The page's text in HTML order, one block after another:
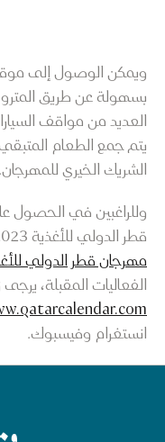
العديد من مواقف
يتم جمع الطعام
الشريك الخيري للمهرجان.
وللراغبين في الحصول
قطر الدولي للأغذية 2023، يرجى زيارة الرابط التالي على موقع
مهرجان قطر الدولي
الفعاليات المقبلة، يرجى
انستغرام وفيسبوك.